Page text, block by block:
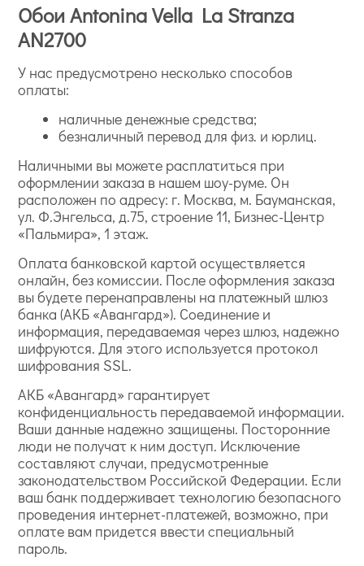
Обои Antonina Vella La Stranza
AN2700
У нас предусмотрено несколько способов
оплаты:
наличные денежные средства;
безналичный перевод для физ. и юрлиц.
Наличными вы можете расплатиться при
оформлении заказа в нашем шоу-руме. Он
расположен по адресу: г. Москва, м. Бауманская,
ул. Ф.Энгельса, д.75, строение 11, Бизнес-Центр
«Пальмира», 1 этаж.
Оплата банковской картой осуществляется
онлайн, без комиссии. После оформления заказа
вы будете перенаправлены на платежный шлюз
банка (АКБ «Авангард»). Соединение и
информация, передаваемая через шлюз, надежно
шифруются. Для этого используется протокол
шифрования SSL.
АКБ «Авангард» гарантирует
конфиденциальность передаваемой информации.
Ваши данные надежно защищены. Посторонние
люди не получат к ним доступ. Исключение
составляют случаи, предусмотренные
законодательством Российской Федерации. Если
ваш банк поддерживает технологию безопасного
проведения интернет-платежей, возможно, при
оплате вам придется ввести специальный
пароль.